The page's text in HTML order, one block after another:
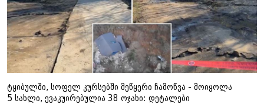
ტყიბულში, სოფელ კურსებში მეწყერი ჩამოწვა - მოიყოლა
5 სახლი, ევაკუირებულია 38 ოჯახი: დეტალები